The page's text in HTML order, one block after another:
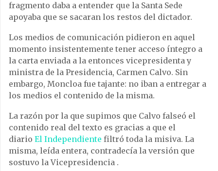
fragmento daba a entender que la Santa Sede
apoyaba que se sacaran los restos del dictador.
Los medios de comunicación pidieron en aquel
momento insistentemente tener acceso íntegro a
la carta enviada a la entonces vicepresidenta y
ministra de la Presidencia, Carmen Calvo. Sin
embargo, Moncloa fue tajante: no iban a entregar a
los medios el contenido de la misma.
La razón por la que supimos que Calvo falseó el
contenido real del texto es gracias a que el
diario El Independiente filtró toda la misiva. La
misma, leída entera, contradecía la versión que
sostuvo la Vicepresidencia .